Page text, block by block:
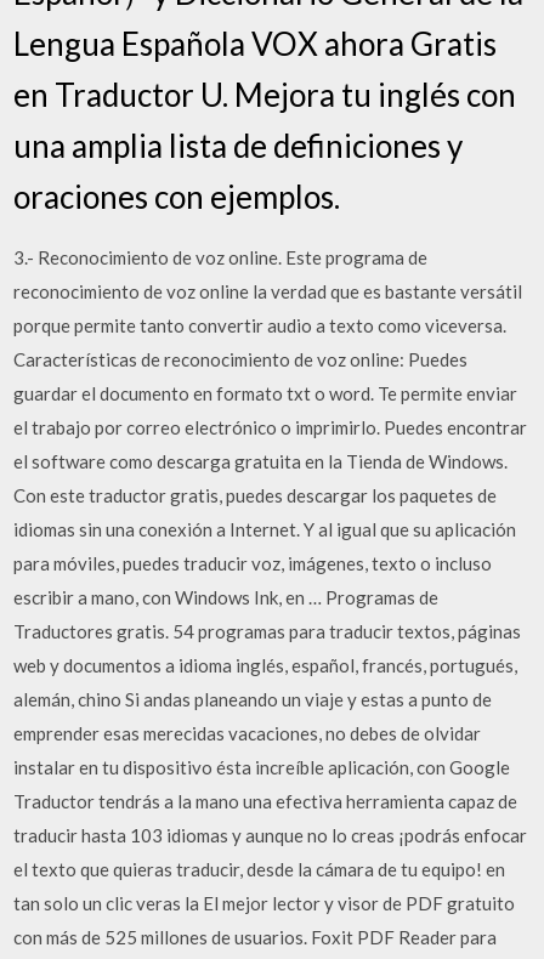
Lengua Española VOX ahora Gratis
en Traductor U. Mejora tu inglés con
una amplia lista de definiciones y
oraciones con ejemplos.
3.- Reconocimiento de voz online. Este programa de
reconocimiento de voz online la verdad que es bastante versátil
porque permite tanto convertir audio a texto como viceversa.
Características de reconocimiento de voz online: Puedes
guardar el documento en formato txt o word. Te permite enviar
el trabajo por correo electrónico o imprimirlo. Puedes encontrar
el software como descarga gratuita en la Tienda de Windows.
Con este traductor gratis, puedes descargar los paquetes de
idiomas sin una conexión a Internet. Y al igual que su aplicación
para móviles, puedes traducir voz, imágenes, texto o incluso
escribir a mano, con Windows Ink, en … Programas de
Traductores gratis. 54 programas para traducir textos, páginas
web y documentos a idioma inglés, español, francés, portugués,
alemán, chino Si andas planeando un viaje y estas a punto de
emprender esas merecidas vacaciones, no debes de olvidar
instalar en tu dispositivo ésta increíble aplicación, con Google
Traductor tendrás a la mano una efectiva herramienta capaz de
traducir hasta 103 idiomas y aunque no lo creas ¡podrás enfocar
el texto que quieras traducir, desde la cámara de tu equipo! en
tan solo un clic veras la El mejor lector y visor de PDF gratuito
con más de 525 millones de usuarios. Foxit PDF Reader para